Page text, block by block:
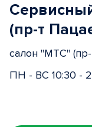
(пр-т
салон "МТС"
ПН - ВС 10:30 -